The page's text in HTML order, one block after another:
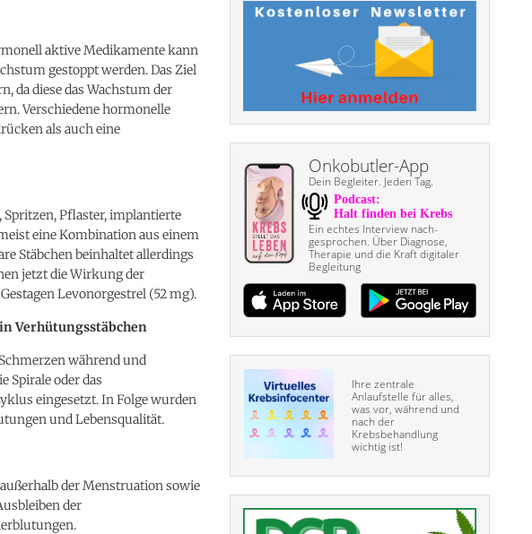
aktive Medikamente kann
gestoppt werden. Das Ziel
da diese das Wachstum der
Verschiedene hormonelle
als auch eine
Pflaster, implantierte
eine Kombination aus einem
Stäbchen beinhaltet allerdings
jetzt die Wirkung der
Levonorgestrel (52 mg).
Verhütungsstäbchen
während und
Spirale oder das
eingesetzt. In Folge wurden
und Lebensqualität.
der Menstruation sowie
der
Onkobutler-App
Dein Begleiter. Jeden Tag.
Ein echtes Interview nach­
gesprochen. Über Diagnose,
Therapie und die Kraft digitaler
Begleitung
Ihre zentrale
Anlaufstelle für alles,
was vor, während und
nach der
Krebsbehandlung
wichtig ist!